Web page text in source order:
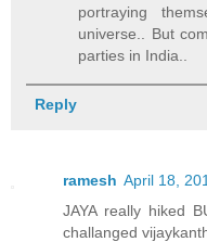
portraying
universe.. But
parties in India..
Reply
ramesh April 18,
JAYA really hiked
challanged